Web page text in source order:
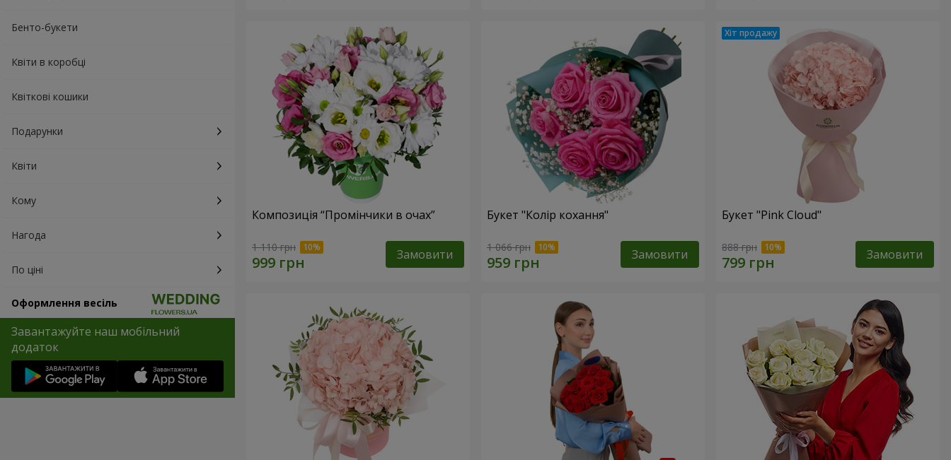
Бенто-букети
Квіти в коробці
Квіткові кошики
Подарунки
Квіти
Кому
Нагода
По ціні
Оформлення весіль
Завантажуйте наш мобільний
додаток
Композиція “Промінчики в очах”
1 110 грн Замовити
Букет "Колір кохання"
1 066 грн Замовити
Букет "Pink Cloud"
888 грн Замовити